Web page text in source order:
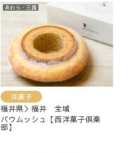
あわら・三国
洋菓子
福井県＞福井 全域
バウムッシュ【西洋菓子倶楽
部】